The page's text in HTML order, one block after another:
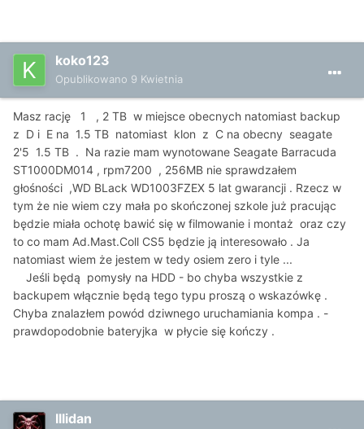
koko123
Opublikowano 9 Kwietnia
Masz rację 1 , 2 TB w miejsce obecnych natomiast backup
z D i E na 1.5 TB natomiast klon z C na obecny seagate
2'5 1.5 TB . Na razie mam wynotowane Seagate Barracuda
ST1000DM014 , rpm7200 , 256MB nie sprawdzałem
głośności ,WD BLack WD1003FZEX 5 lat gwarancji . Rzecz w
tym że nie wiem czy mała po skończonej szkole już pracując
będzie miała ochotę bawić się w filmowanie i montaż oraz czy
to co mam Ad.Mast.Coll CS5 będzie ją interesowało . Ja
natomiast wiem że jestem w tedy osiem zero i tyle ...
Jeśli będą pomysły na HDD - bo chyba wszystkie z
backupem włącznie będą tego typu proszą o wskazówkę .
Chyba znalazłem powód dziwnego uruchamiania kompa . -
prawdopodobnie bateryjka w płycie się kończy .
Illidan